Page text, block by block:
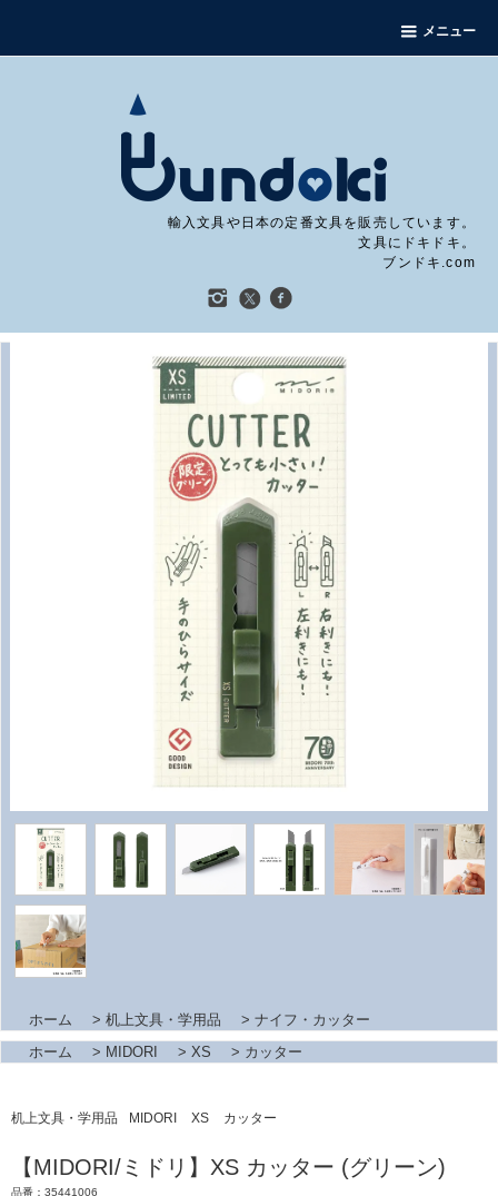
メニュー
輸入文具や日本の定番文具を販売しています。
文具にドキドキ。
ブンドキ.com
ホーム > 机上文具・学用品 > ナイフ・カッター
ホーム
> MIDORI > XS > カッター
机上文具・学用品 MIDORI XS カッター
【MIDORI/ミドリ】XS カッター (グリーン)
品番：35441006